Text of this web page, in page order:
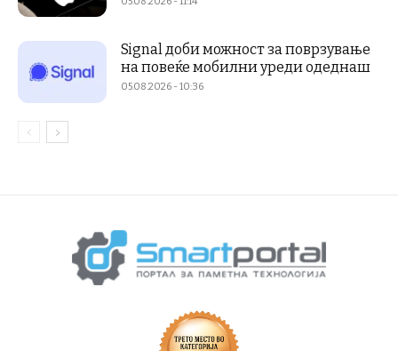
Signal доби можност за поврзување
на повеќе мобилни уреди одеднаш
05.08.2026 - 10:36